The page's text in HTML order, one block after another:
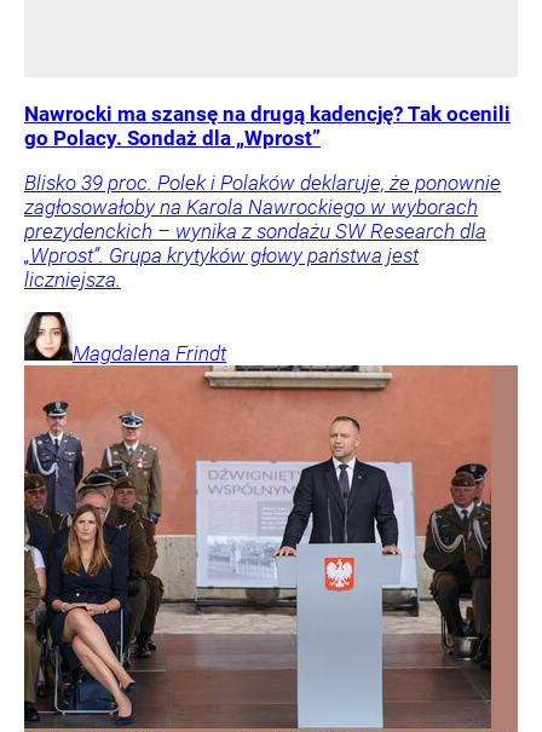
Nawrocki ma szansę na drugą kadencję? Tak ocenili
go Polacy. Sondaż dla „Wprost”
Blisko 39 proc. Polek i Polaków deklaruje, że ponownie
zagłosowałoby na Karola Nawrockiego w wyborach
prezydenckich – wynika z sondażu SW Research dla
„Wprost”. Grupa krytyków głowy państwa jest
liczniejsza.
Magdalena Frindt